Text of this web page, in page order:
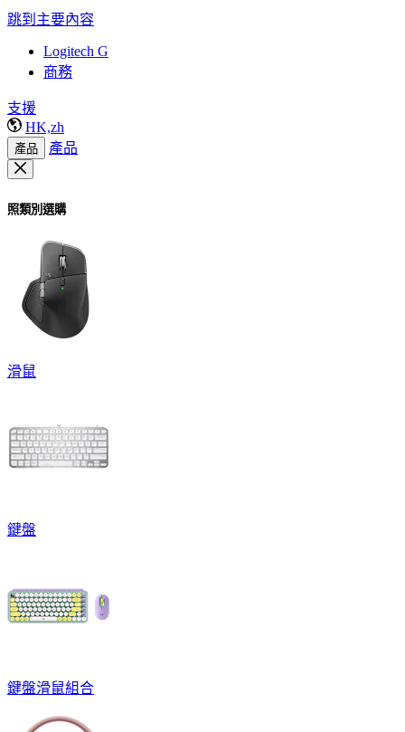
跳到主要內容
Logitech G
商務
支援
HK,zh
產品 產品
照類別選購
滑鼠
鍵盤
鍵盤滑鼠組合